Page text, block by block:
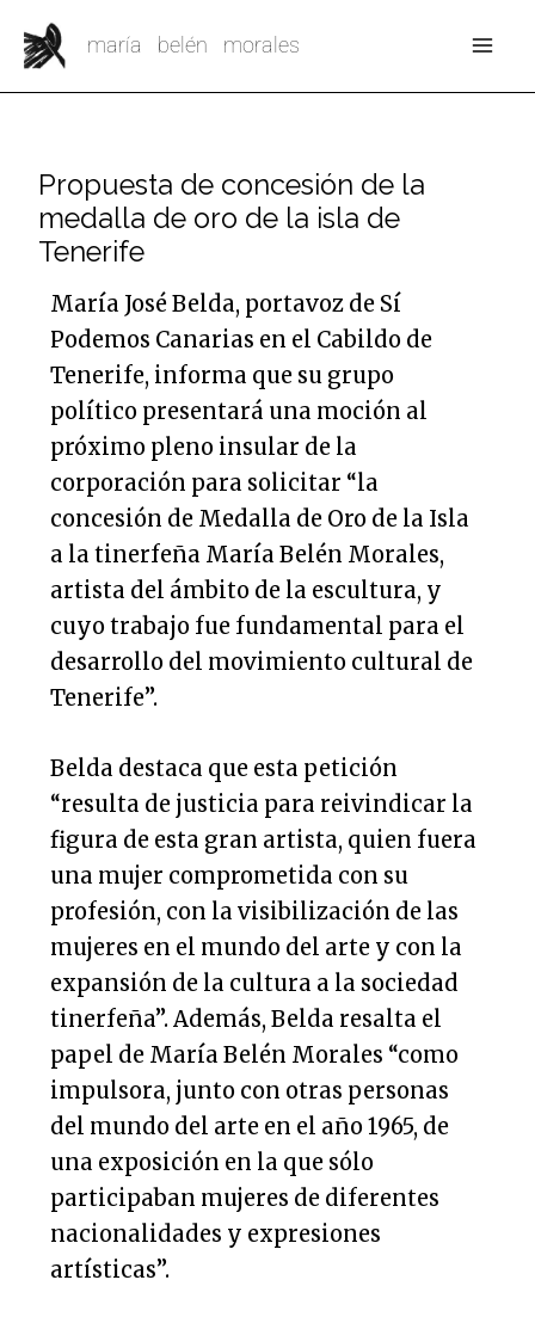
contenido
maría belén morales
Propuesta de concesión de la
medalla de oro de la isla de
Tenerife
María José Belda, portavoz de Sí
Podemos Canarias en el Cabildo de
Tenerife, informa que su grupo
político presentará una moción al
próximo pleno insular de la
corporación para solicitar “la
concesión de Medalla de Oro de la Isla
a la tinerfeña María Belén Morales,
artista del ámbito de la escultura, y
cuyo trabajo fue fundamental para el
desarrollo del movimiento cultural de
Tenerife”.
Belda destaca que esta petición
“resulta de justicia para reivindicar la
figura de esta gran artista, quien fuera
una mujer comprometida con su
profesión, con la visibilización de las
mujeres en el mundo del arte y con la
expansión de la cultura a la sociedad
tinerfeña”. Además, Belda resalta el
papel de María Belén Morales “como
impulsora, junto con otras personas
del mundo del arte en el año 1965, de
una exposición en la que sólo
participaban mujeres de diferentes
nacionalidades y expresiones
artísticas”.